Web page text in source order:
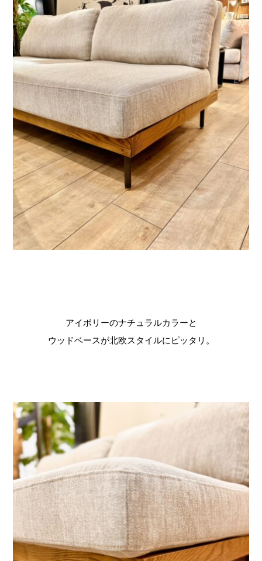
アイボリーのナチュラルカラーと
ウッドベースが北欧スタイルにピッタリ。